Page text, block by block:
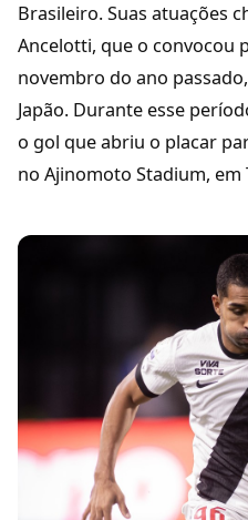
Brasileiro. Suas atuações
Ancelotti, que o convocou
novembro do ano
Japão. Durante esse
o gol que abriu o placar
no Ajinomoto Stadium, em